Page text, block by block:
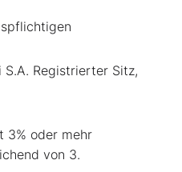
Registrierter Sitz,
3% oder mehr
von 3.